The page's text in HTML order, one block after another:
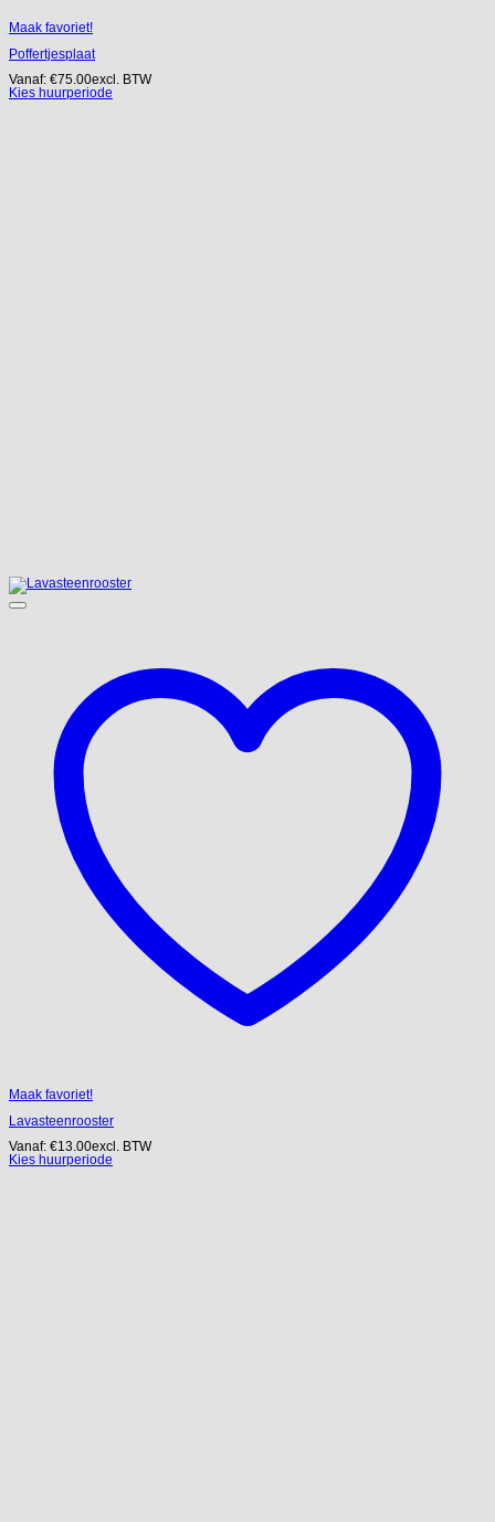
Maak favoriet!
Poffertjesplaat
Vanaf: €75.00excl. BTW
Kies huurperiode
Maak favoriet!
Lavasteenrooster
Vanaf: €13.00excl. BTW
Kies huurperiode